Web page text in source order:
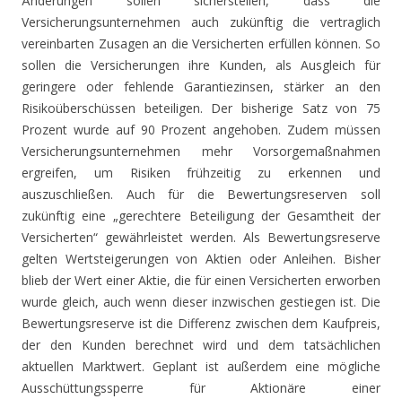
Versicherungsunternehmen auch zukünftig die vertraglich
vereinbarten Zusagen an die Versicherten erfüllen können. So
sollen die Versicherungen ihre Kunden, als Ausgleich für
geringere oder fehlende Garantiezinsen, stärker an den
Risikoüberschüssen beteiligen. Der bisherige Satz von 75
Prozent wurde auf 90 Prozent angehoben. Zudem müssen
Versicherungsunternehmen mehr Vorsorgemaßnahmen
ergreifen, um Risiken frühzeitig zu erkennen und
auszuschließen. Auch für die Bewertungsreserven soll
zukünftig eine „gerechtere Beteiligung der Gesamtheit der
Versicherten“ gewährleistet werden. Als Bewertungsreserve
gelten Wertsteigerungen von Aktien oder Anleihen. Bisher
blieb der Wert einer Aktie, die für einen Versicherten erworben
wurde gleich, auch wenn dieser inzwischen gestiegen ist. Die
Bewertungsreserve ist die Differenz zwischen dem Kaufpreis,
der den Kunden berechnet wird und dem tatsächlichen
aktuellen Marktwert. Geplant ist außerdem eine mögliche
Ausschüttungssperre für Aktionäre einer